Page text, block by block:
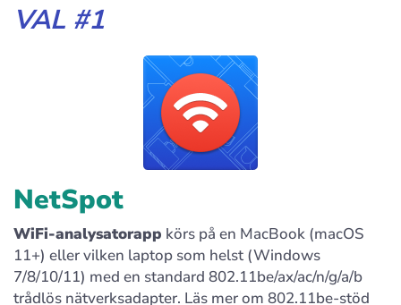
VAL #1
NetSpot
WiFi-analysatorapp körs på en MacBook (macOS
11+) eller vilken laptop som helst (Windows
7/8/10/11) med en standard 802.11be/ax/ac/n/g/a/b
trådlös nätverksadapter. Läs mer om 802.11be-stöd